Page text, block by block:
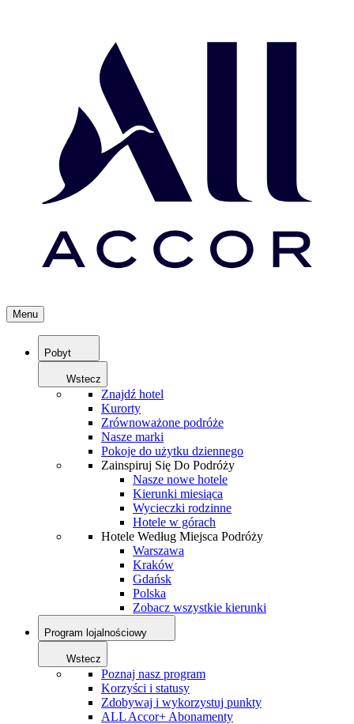
Menu
Pobyt
Wstecz
Znajdź hotel
Kurorty
Zrównoważone podróże
Nasze marki
Pokoje do użytku dziennego
Zainspiruj Się Do Podróży
Nasze nowe hotele
Kierunki miesiąca
Wycieczki rodzinne
Hotele w górach
Hotele Według Miejsca Podróży
Warszawa
Kraków
Gdańsk
Polska
Zobacz wszystkie kierunki
Program lojalnościowy
Wstecz
Poznaj nasz program
Korzyści i statusy
Zdobywaj i wykorzystuj punkty
ALL Accor+ Abonamenty